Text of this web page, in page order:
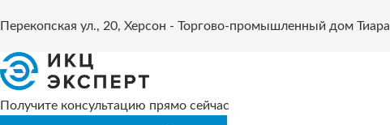
Перекопская ул., 20, Херсон - Торгово-промышленный дом Тиара
Получите консультацию прямо сейчас